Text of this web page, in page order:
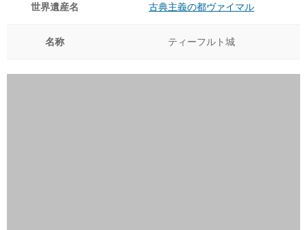
世界遺産名 古典主義の都ヴァイマル
名称 ティーフルト城